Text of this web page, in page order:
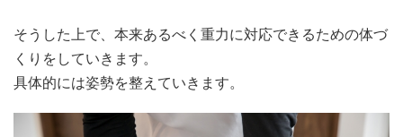
そうした上で、本来あるべく重力に対応できるための体づ
くりをしていきます。
具体的には姿勢を整えていきます。